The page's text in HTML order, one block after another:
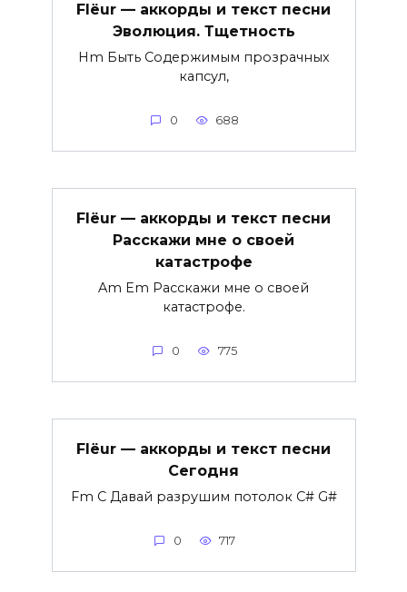
Flëur — аккорды и текст песни
Эволюция. Тщетность
Hm Быть Содержимым прозрачных
капсул,
0 688
Flëur — аккорды и текст песни
Расскажи мне о своей
катастрофе
Am Em Расскажи мне о своей
катастрофе.
0 775
Flëur — аккорды и текст песни
Сегодня
Fm C Давай разрушим потолок C# G#
0 717